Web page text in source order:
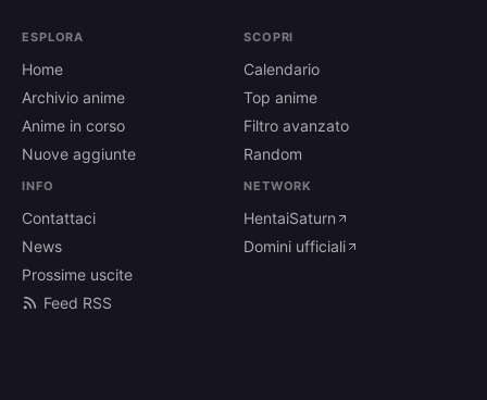
ESPLORA
Home
Archivio anime
Anime in corso
Nuove aggiunte
SCOPRI
Calendario
Top anime
Filtro avanzato
Random
INFO
Contattaci
News
Prossime uscite
Feed RSS
NETWORK
HentaiSaturn
Domini ufficiali